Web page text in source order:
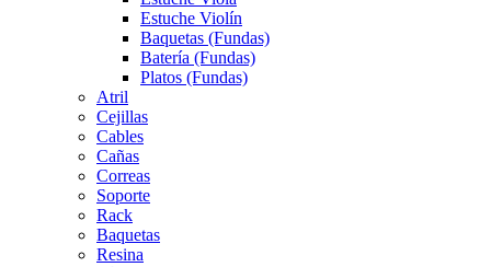
Estuche Violín
Baquetas (Fundas)
Batería (Fundas)
Platos (Fundas)
Atril
Cejillas
Cables
Cañas
Correas
Soporte
Rack
Baquetas
Resina